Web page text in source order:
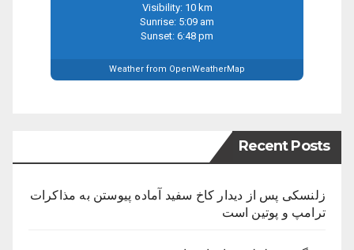
Visibility: 10 km
Sunrise: 5:09 am
Sunset: 6:48 pm
Weather from OpenWeatherMap
Recent Posts
زلنسکی پس از دیدار کاخ سفید آماده پیوستن به مذاکرات
ترامپ و پوتین است